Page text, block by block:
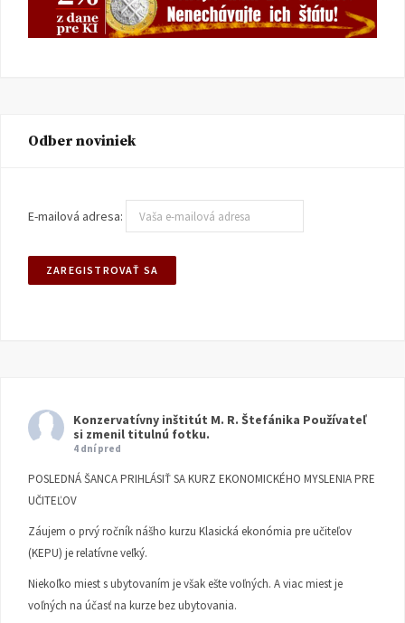
Odber noviniek
E-mailová adresa:
Konzervatívny inštitút M. R. Štefánika Používateľ
si zmenil titulnú fotku.
4 dní pred
POSLEDNÁ ŠANCA PRIHLÁSIŤ SA KURZ EKONOMICKÉHO MYSLENIA PRE
UČITEĽOV
Záujem o prvý ročník nášho kurzu Klasická ekonómia pre učiteľov
(KEPU) je relatívne veľký.
Niekoľko miest s ubytovaním je však ešte voľných. A viac miest je
voľných na účasť na kurze bez ubytovania.